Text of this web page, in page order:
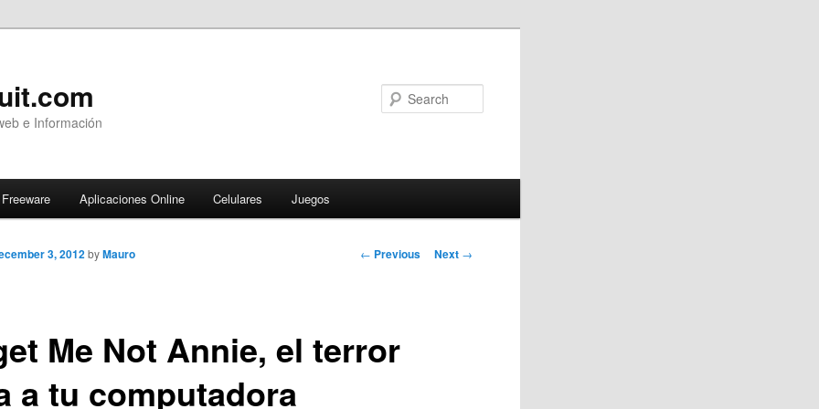
e Información
Freeware Aplicaciones Online Celulares Juegos
Post
← Previous Next →
Me Not Annie, el terror
a tu computadora
3, 2012 byMauro